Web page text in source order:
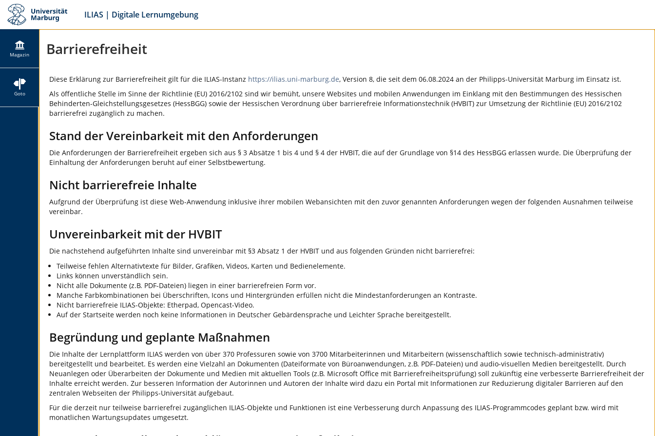
ILIAS | Digitale Lernumgebung
Magazin
Goto
Barrierefreiheit
Diese Erklärung zur Barrierefreiheit gilt für die ILIAS-Instanz https://ilias.uni-marburg.de, Version 8, die seit dem 06.08.2024 an der Philipps-Universität Marburg im Einsatz ist.
Als öffentliche Stelle im Sinne der Richtlinie (EU) 2016/2102 sind wir bemüht, unsere Websites und mobilen Anwendungen im Einklang mit den Bestimmungen des Hessischen
Behinderten-Gleichstellungsgesetzes (HessBGG) sowie der Hessischen Verordnung über barrierefreie Informationstechnik (HVBIT) zur Umsetzung der Richtlinie (EU) 2016/2102
barrierefrei zugänglich zu machen.
Stand der Vereinbarkeit mit den Anforderungen
Die Anforderungen der Barrierefreiheit ergeben sich aus § 3 Absätze 1 bis 4 und § 4 der HVBIT, die auf der Grundlage von §14 des HessBGG erlassen wurde. Die Überprüfung der
Einhaltung der Anforderungen beruht auf einer Selbstbewertung.
Nicht barrierefreie Inhalte
Aufgrund der Überprüfung ist diese Web-Anwendung inklusive ihrer mobilen Webansichten mit den zuvor genannten Anforderungen wegen der folgenden Ausnahmen teilweise
vereinbar.
Unvereinbarkeit mit der HVBIT
Die nachstehend aufgeführten Inhalte sind unvereinbar mit §3 Absatz 1 der HVBIT und aus folgenden Gründen nicht barrierefrei:
Teilweise fehlen Alternativtexte für Bilder, Grafiken, Videos, Karten und Bedienelemente.
Links können unverständlich sein.
Nicht alle Dokumente (z.B. PDF-Dateien) liegen in einer barrierefreien Form vor.
Manche Farbkombinationen bei Überschriften, Icons und Hintergründen erfüllen nicht die Mindestanforderungen an Kontraste.
Nicht barrierefreie ILIAS-Objekte: Etherpad, Opencast-Video.
Auf der Startseite werden noch keine Informationen in Deutscher Gebärdensprache und Leichter Sprache bereitgestellt.
Begründung und geplante Maßnahmen
Die Inhalte der Lernplattform ILIAS werden von über 370 Professuren sowie von 3700 Mitarbeiterinnen und Mitarbeitern (wissenschaftlich sowie technisch-administrativ)
bereitgestellt und bearbeitet. Es werden eine Vielzahl an Dokumenten (Dateiformate von Büroanwendungen, z.B. PDF-Dateien) und audio-visuellen Medien bereitgestellt. Durch
Neuanlegen oder Überarbeiten der Dokumente und Medien mit aktuellen Tools (z.B. Microsoft Office mit Barrierefreiheitsprüfung) soll zukünftig eine verbesserte Barrierefreiheit der
Inhalte erreicht werden. Zur besseren Information der Autorinnen und Autoren der Inhalte wird dazu ein Portal mit Informationen zur Reduzierung digitaler Barrieren auf den
zentralen Webseiten der Philipps-Universität aufgebaut.
Für die derzeit nur teilweise barrierefrei zugänglichen ILIAS-Objekte und Funktionen ist eine Verbesserung durch Anpassung des ILIAS-Programmcodes geplant bzw. wird mit
monatlichen Wartungsupdates umgesetzt.